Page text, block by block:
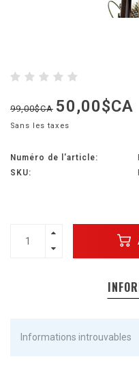
99,00$CA 50,00$CA
Sans les taxes
Numéro de l'article:
SKU:
Informations introuvables